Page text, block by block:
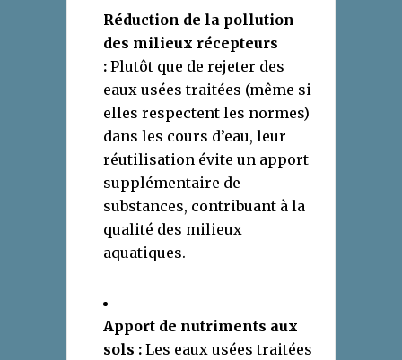
Réduction de la pollution
des milieux récepteurs
: Plutôt que de rejeter des
eaux usées traitées (même si
elles respectent les normes)
dans les cours d’eau, leur
réutilisation évite un apport
supplémentaire de
substances, contribuant à la
qualité des milieux
aquatiques.
Apport de nutriments aux
sols : Les eaux usées traitées